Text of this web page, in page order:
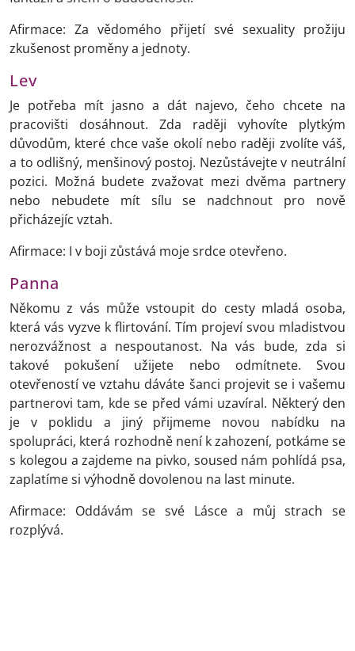
Afirmace: Za vědomého přijetí své sexuality prožiju
zkušenost proměny a jednoty.
Lev
Je potřeba mít jasno a dát najevo, čeho chcete na
pracovišti dosáhnout. Zda raději vyhovíte plytkým
důvodům, které chce vaše okolí nebo raději zvolíte váš,
a to odlišný, menšinový postoj. Nezůstávejte v neutrální
pozici. Možná budete zvažovat mezi dvěma partnery
nebo nebudete mít sílu se nadchnout pro nově
přicházejíc vztah.
Afirmace: I v boji zůstává moje srdce otevřeno.
Panna
Někomu z vás může vstoupit do cesty mladá osoba,
která vás vyzve k flirtování. Tím projeví svou mladistvou
nerozvážnost a nespoutanost. Na vás bude, zda si
takové pokušení užijete nebo odmítnete. Svou
otevřeností ve vztahu dáváte šanci projevit se i vašemu
partnerovi tam, kde se před vámi uzavíral. Některý den
je v poklidu a jiný přijmeme novou nabídku na
spolupráci, která rozhodně není k zahození, potkáme se
s kolegou a zajdeme na pivko, soused nám pohlídá psa,
zaplatíme si výhodně dovolenou na last minute.
Afirmace: Oddávám se své Lásce a můj strach se
rozplývá.